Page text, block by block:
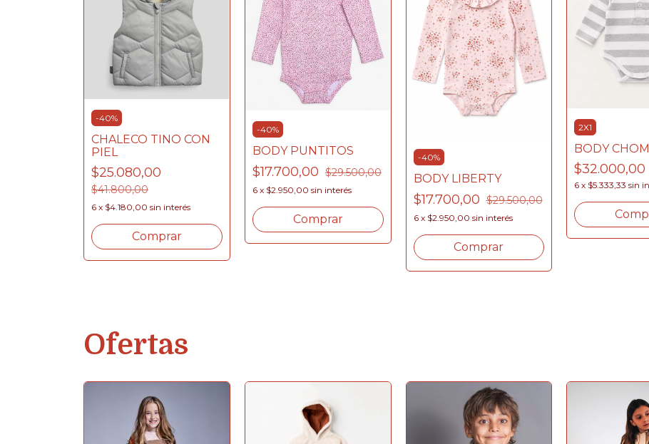
-40%
CHALECO TINO CON
PIEL
$25.080,00
$41.800,00
6 x $4.180,00 sin interés
Comprar
-40%
BODY PUNTITOS
$17.700,00 $29.500,00
6 x $2.950,00 sin interés
Comprar
-40%
BODY LIBERTY
$17.700,00 $29.500,00
6 x $2.950,00 sin interés
Comprar
2X1
BODY
$32.000,00
6 x $5.333,33 sin
Ofertas